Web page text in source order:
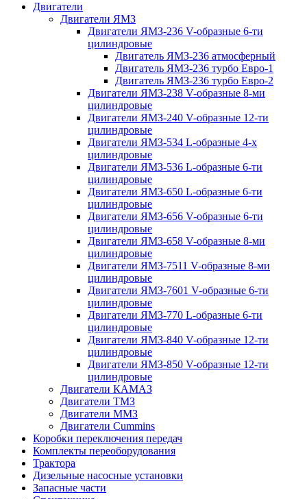
Двигатели
Двигатели ЯМЗ
Двигатели ЯМЗ-236 V-образные 6-ти
цилиндровые
Двигатель ЯМЗ-236 атмосферный
Двигатель ЯМЗ-236 турбо Евро-1
Двигатель ЯМЗ-236 турбо Евро-2
Двигатели ЯМЗ-238 V-образные 8-ми
цилиндровые
Двигатели ЯМЗ-240 V-образные 12-ти
цилиндровые
Двигатели ЯМЗ-534 L-образные 4-х
цилиндровые
Двигатели ЯМЗ-536 L-образные 6-ти
цилиндровые
Двигатели ЯМЗ-650 L-образные 6-ти
цилиндровые
Двигатели ЯМЗ-656 V-образные 6-ти
цилиндровые
Двигатели ЯМЗ-658 V-образные 8-ми
цилиндровые
Двигатели ЯМЗ-7511 V-образные 8-ми
цилиндровые
Двигатели ЯМЗ-7601 V-образные 6-ти
цилиндровые
Двигатели ЯМЗ-770 L-образные 6-ти
цилиндровые
Двигатели ЯМЗ-840 V-образные 12-ти
цилиндровые
Двигатели ЯМЗ-850 V-образные 12-ти
цилиндровые
Двигатели КАМАЗ
Двигатели ТМЗ
Двигатели ММЗ
Двигатели Cummins
Коробки переключения передач
Комплекты переоборудования
Трактора
Дизельные насосные установки
Запасные части